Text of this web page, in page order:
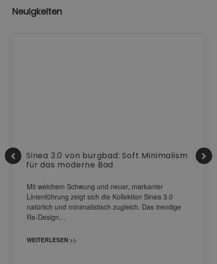
Neuigkeiten
Sinea 3.0 von burgbad: Soft Minimalism
für das moderne Bad
Mit weichem Schwung und neuer, markanter
Linienführung zeigt sich die Kollektion Sinea 3.0
natürlich und minimalistisch zugleich. Das trendige
Re-Design…
WEITERLESEN >>